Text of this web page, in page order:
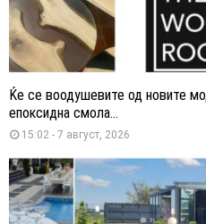
Ќе се воодушевите од новите
епоксидна смола...
15:02 - 7 август, 2026